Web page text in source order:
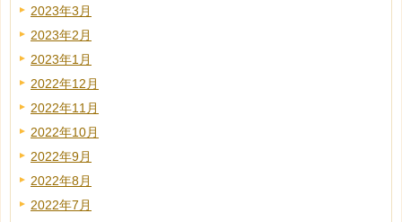
2023年3月
2023年2月
2023年1月
2022年12月
2022年11月
2022年10月
2022年9月
2022年8月
2022年7月